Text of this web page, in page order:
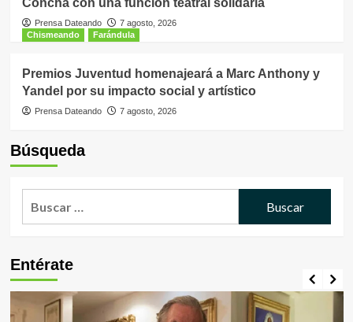
Concha con una función teatral solidaria
Prensa Dateando
7 agosto, 2026
Chismeando
Farándula
Premios Juventud homenajeará a Marc Anthony y
Yandel por su impacto social y artístico
Prensa Dateando 7 agosto, 2026
Búsqueda
Entérate